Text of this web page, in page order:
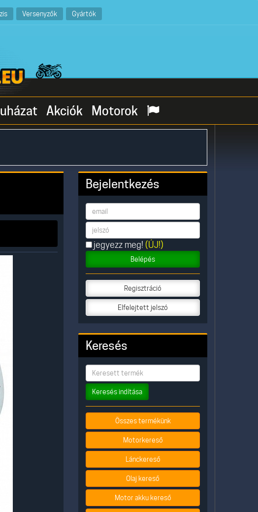
Versenyzők Gyártók
Akciók Motorok
Bejelentkezés
jegyezz meg! (ÚJ!)
Belépés
Regisztráció
Elfelejtett jelszó
Keresés
Keresés indítása
Összes termékünk
Motorkereső
Lánckereső
Olaj kereső
Motor akku kereső